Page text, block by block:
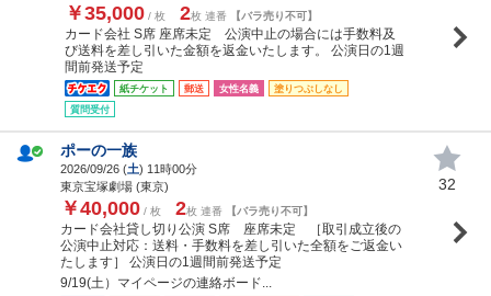
￥35,000 / 枚 2枚 連番 【バラ売り不可】
カード会社 S席 座席未定 公演中止の場合には手数料及
び送料を差し引いた金額を返金いたします。 公演日の1週
間前発送予定
紙チケット 郵送 女性名義
塗りつぶしなし
質問受付
ポーの一族
2026/09/26 (土) 11時00分
東京宝塚劇場 (東京)
￥40,000 / 枚 2枚 連番 【バラ売り不可】
カード会社貸し切り公演 S席 座席未定 ［取引成立後の
公演中止対応：送料・手数料を差し引いた全額をご返金い
たします］ 公演日の1週間前発送予定
9/19(土）マイページの連絡ボード...
32